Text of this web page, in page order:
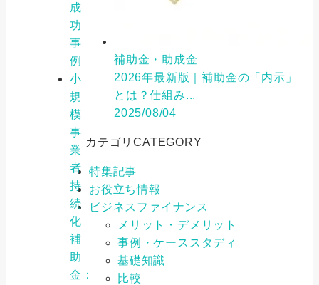
成
功
事
例
小
規
模
事
業
者
持
続
化
補
助
金：
補助金・助成金
2026年最新版｜補助金の「内示」
とは？仕組み...
2025/08/04
カテゴリCATEGORY
特集記事
お役立ち情報
ビジネスファイナンス
メリット・デメリット
事例・ケーススタディ
基礎知識
比較